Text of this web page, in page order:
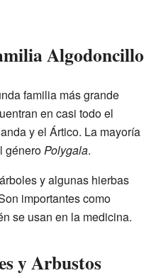
Algodoncillo
familia más grande
en casi todo el
y el Ártico. La mayoría
géneroPolygala.
y algunas hierbas
importantes como
se usan en la medicina.
y Arbustos